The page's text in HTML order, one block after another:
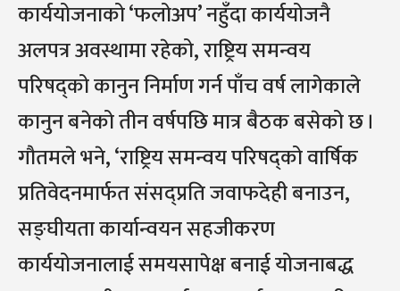
कार्ययोजनाको ‘फलोअप’ नहुँदा कार्ययोजनै
अलपत्र अवस्थामा रहेको, राष्ट्रिय समन्वय
परिषद्को कानुन निर्माण गर्न पाँच वर्ष लागेकाले
कानुन बनेको तीन वर्षपछि मात्र बैठक बसेको छ ।
गौतमले भने, ‘राष्ट्रिय समन्वय परिषद्को वार्षिक
प्रतिवेदनमार्फत संसद्प्रति जवाफदेही बनाउन,
सङ्घीयता कार्यान्वयन सहजीकरण
कार्ययोजनालाई समयसापेक्ष बनाई योजनाबद्ध